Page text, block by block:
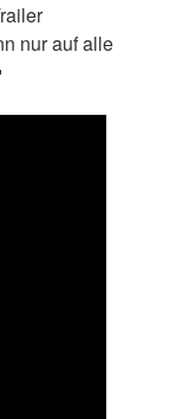
nur auf alle